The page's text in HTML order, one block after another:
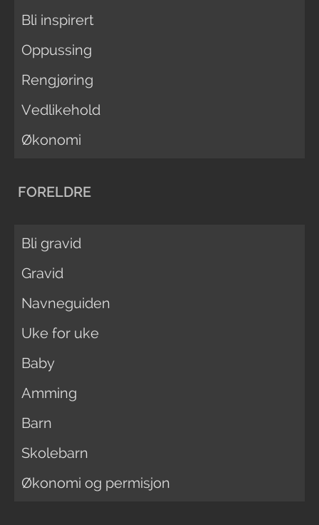
Bli inspirert
Oppussing
Rengjøring
Vedlikehold
Økonomi
FORELDRE
Bli gravid
Gravid
Navneguiden
Uke for uke
Baby
Amming
Barn
Skolebarn
Økonomi og permisjon